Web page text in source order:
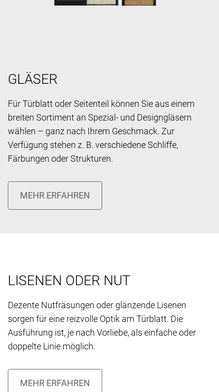
GLÄSER
Für Türblatt oder Seitenteil können Sie aus einem
breiten Sortiment an Spezial- und Designgläsern
wählen – ganz nach Ihrem Geschmack. Zur
Verfügung stehen z. B. verschiedene Schliffe,
Färbungen oder Strukturen.
LISENEN ODER NUT
Dezente Nutfräsungen oder glänzende Lisenen
sorgen für eine reizvolle Optik am Türblatt. Die
Ausführung ist, je nach Vorliebe, als einfache oder
doppelte Linie möglich.